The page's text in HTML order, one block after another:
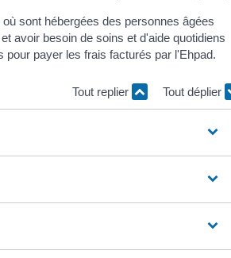
sont hébergées des personnes âgées
avoir besoin de soins et d'aide quotidiens
pour payer les frais facturés par l'Ehpad.
Tout replier Tout déplier